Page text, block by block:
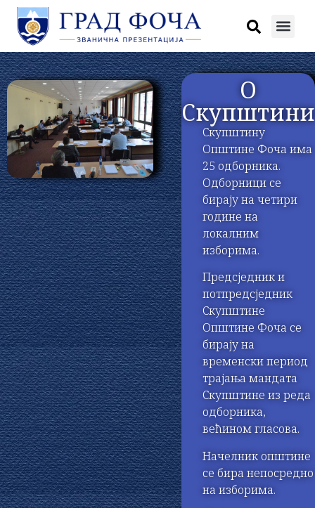
О
Скупштини
Скупштину
Општине Фоча има
25 одборника.
Одборници се
бирају на четири
године на
локалним
изборима.
Предсједник и
потпредсједник
Скупштине
Општине Фоча се
бирају на
временски период
трајања мандата
Скупштине из реда
одборника,
већином гласова.
Начелник општине
се бира непосредно
на изборима.